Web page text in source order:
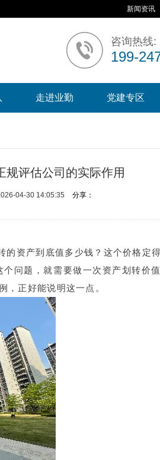
新闻资讯
咨询热线:
199-
走进业勤 党建专区
规评估公司的实际作用
04-30 14:05:35 分享：
资产到底值多少钱？这个价格定
问题，就需要做一次资产划转价
，正好能说明这一点。